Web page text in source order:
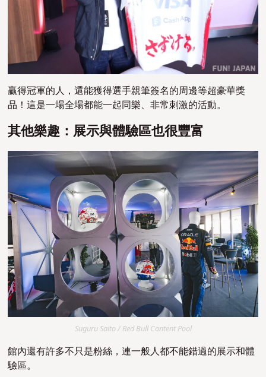
贏得冠軍的人，還能獲得選手親筆簽名的周邊等超豪華獎
品！這是一場全場都能一起同樂、非常刺激的活動。
其他樂趣：展示與體驗區也很豐富
Suguru Saito / Red Bull Content Pool
館內還有許多不只是粉絲，連一般人都不能錯過的展示和體
驗區。